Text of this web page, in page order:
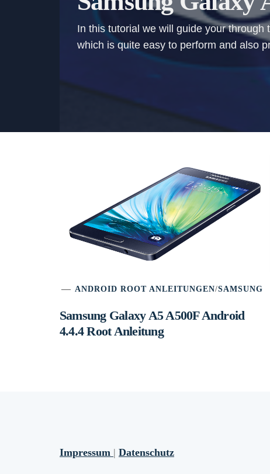
In this tutorial we will guide your
which is quite easy to perform and also
ANDROID ROOT ANLEITUNGEN/SAMSUNG
Samsung Galaxy A5 A500F Android
4.4.4 Root Anleitung
Impressum | Datenschutz